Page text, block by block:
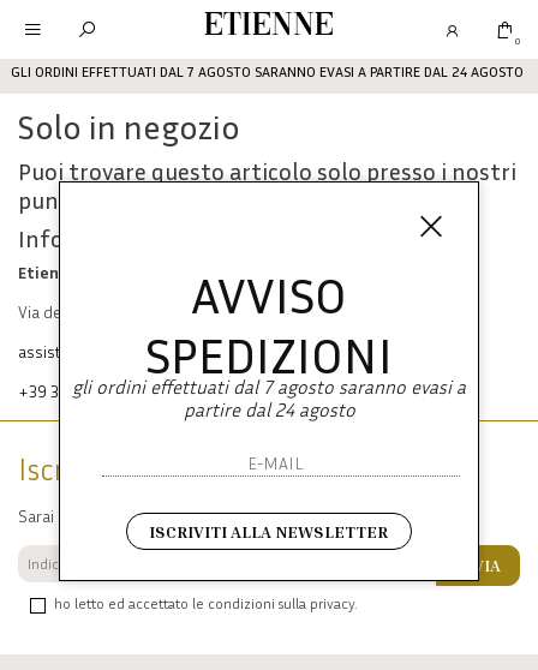
GLI ORDINI EFFETTUATI DAL 7 AGOSTO SARANNO EVASI A PARTIRE DAL 24 AGOSTO
Etienne 0
Solo in negozio
Puoi trovare questo articolo solo presso i nostri
punti vendita:
Info contatti
Etienne srl
Via dei Mille, 47 80121 Napoli
assistenza@etienneabbigliamento.com
+39 333 574 1398
Iscriviti alla newsletter
Sarai sempre aggiornato su offerte e promozioni.
ho letto ed accettato le condizioni sulla privacy.
INVIA
AVVISO
SPEDIZIONI
gli ordini effettuati dal 7 agosto saranno evasi a
partire dal 24 agosto
ISCRIVITI ALLA NEWSLETTER